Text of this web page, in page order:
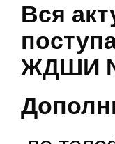
Вся
ЖДШИ